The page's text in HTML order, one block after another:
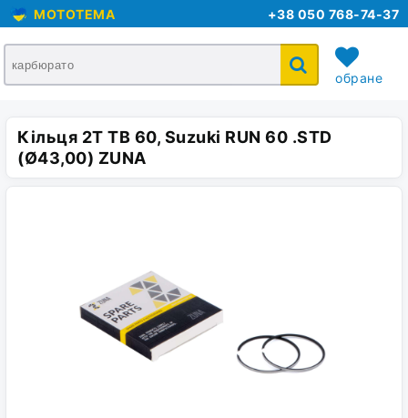
MOTOTEMA +38 050 768-74-37
обране
Кільця 2T TB 60, Suzuki RUN 60 .STD
(Ø43,00) ZUNA